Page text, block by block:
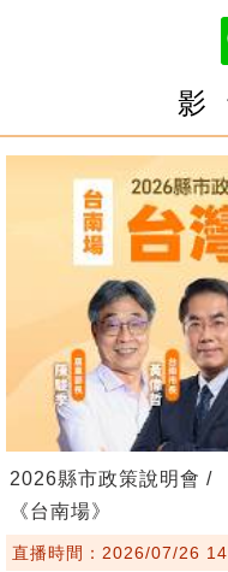
影
2026縣市政策說明會 /
《台南場》
直播時間：2026/07/26